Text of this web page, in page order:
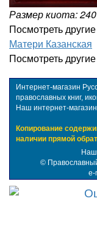
Размер киота:
Посмотреть
Матери Казанская
Посмотреть
Интернет-магазин
православных книг,
Наш интернет-
Копирование
наличии прямой
©
e-